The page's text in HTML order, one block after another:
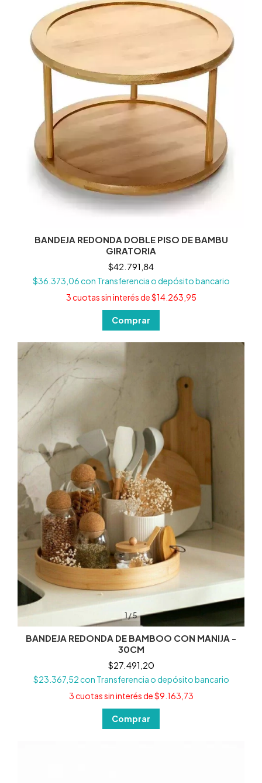
BANDEJA REDONDA DOBLE PISO DE BAMBU
GIRATORIA
$42.791,84
$36.373,06con Transferencia o depósito bancario
3cuotas sin interés de$14.263,95
1/5
BANDEJA REDONDA DE BAMBOO CON MANIJA -
30CM
$27.491,20
$23.367,52con Transferencia o depósito bancario
3cuotas sin interés de$9.163,73